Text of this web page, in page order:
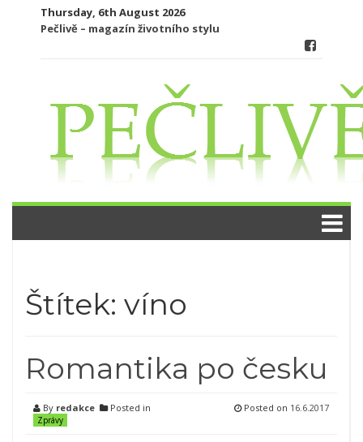
Thursday, 6th August 2026
Pečlivě – magazín životního stylu
Štítek: víno
Romantika po česku
By redakce Posted in
Zprávy
Posted on 16.6.2017